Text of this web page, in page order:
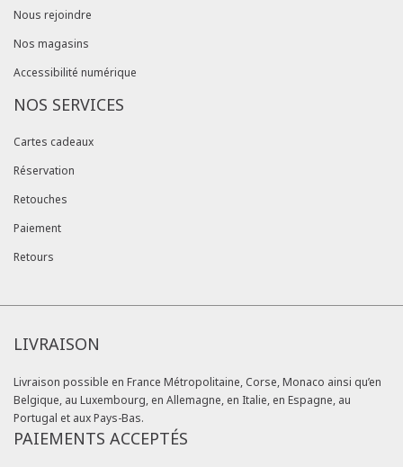
Nous rejoindre
Nos magasins
Accessibilité numérique
NOS SERVICES
Cartes cadeaux
Réservation
Retouches
Paiement
Retours
LIVRAISON
Livraison possible en France Métropolitaine, Corse, Monaco ainsi qu’en
Belgique, au Luxembourg, en Allemagne, en Italie, en Espagne, au
Portugal et aux Pays-Bas.
PAIEMENTS ACCEPTÉS